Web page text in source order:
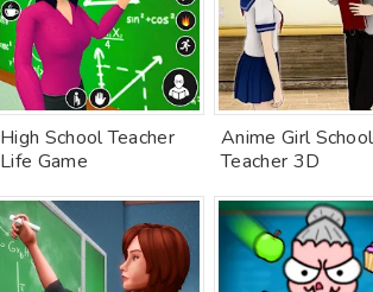
High School Teacher
Life Game
Anime Girl School
Teacher 3D